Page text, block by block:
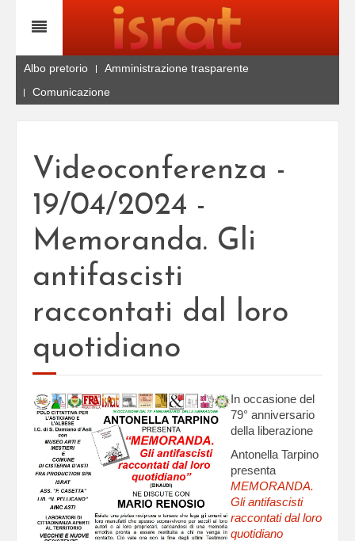
Albo pretorio
Amministrazione trasparente
Comunicazione
Videoconferenza -
19/04/2024 -
Memoranda. Gli
antifascisti
raccontati dal loro
quotidiano
In occasione del
79° anniversario
della liberazione
Antonella Tarpino
presenta
MEMORANDA.
Gli antifascisti
raccontati dal loro
quotidiano